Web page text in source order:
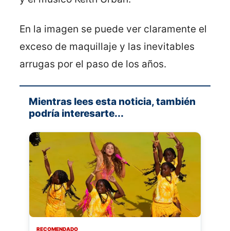
En la imagen se puede ver claramente el
exceso de maquillaje y las inevitables
arrugas por el paso de los años.
Mientras lees esta noticia, también
podría interesarte...
RECOMENDADO